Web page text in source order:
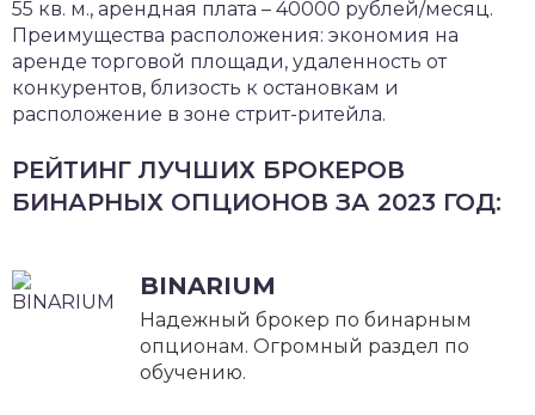
55 кв. м., арендная плата – 40000 рублей/месяц.
Преимущества расположения: экономия на
аренде торговой площади, удаленность от
конкурентов, близость к остановкам и
расположение в зоне стрит-ритейла.
РЕЙТИНГ ЛУЧШИХ БРОКЕРОВ
БИНАРНЫХ ОПЦИОНОВ ЗА 2023 ГОД:
BINARIUM
Надежный брокер по бинарным
опционам. Огромный раздел по
обучению.